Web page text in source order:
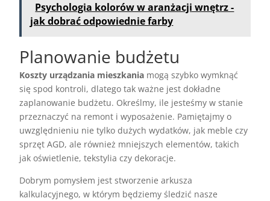
Psychologia kolorów w aranżacji wnętrz -
jak dobrać odpowiednie farby
Planowanie budżetu
Koszty urządzania mieszkania mogą szybko wymknąć
się spod kontroli, dlatego tak ważne jest dokładne
zaplanowanie budżetu. Określmy, ile jesteśmy w stanie
przeznaczyć na remont i wyposażenie. Pamiętajmy o
uwzględnieniu nie tylko dużych wydatków, jak meble czy
sprzęt AGD, ale również mniejszych elementów, takich
jak oświetlenie, tekstylia czy dekoracje.
Dobrym pomysłem jest stworzenie arkusza
kalkulacyjnego, w którym będziemy śledzić nasze